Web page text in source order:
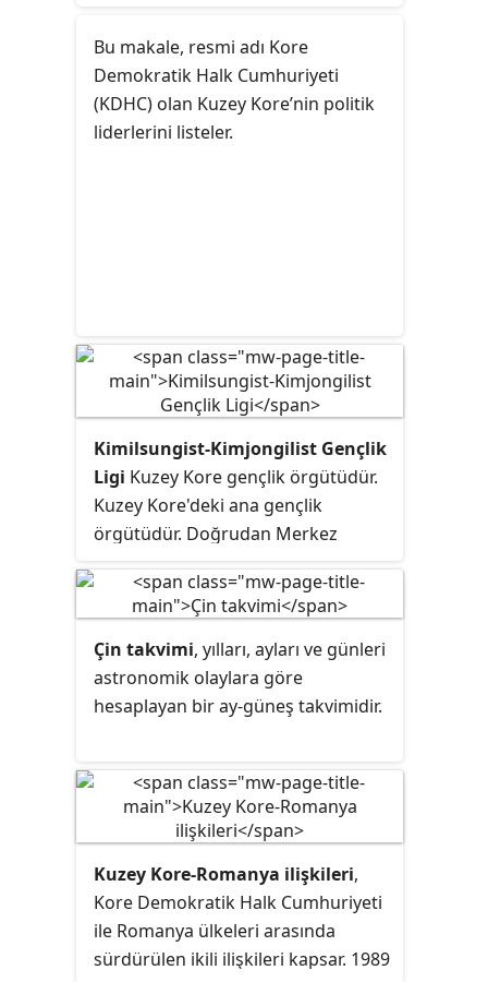
Bu makale, resmi adı Kore
Demokratik Halk Cumhuriyeti
(KDHC) olan Kuzey Kore’nin politik
liderlerini listeler.
Kimilsungist-Kimjongilist Gençlik
Ligi Kuzey Kore gençlik örgütüdür.
Kuzey Kore'deki ana gençlik
örgütüdür. Doğrudan Merkez
Partisi tüzüğünde açıkça belirtilen
tek kitle örgütüdür. 15 yaşın
altındaki gençler, daha büyük Koreli
Çocuk Birliğinin bir parçası olan
Genç Öncü Kolorduna katılabilir.
ev hanımı olmak isteyip Sosyalist
Kadınlar Birliği'ne transfer edilen
evli kadınlar dışında, 15-30 yaşları
arasında parti üyeliği olmayan tüm
Kuzey Korelileri içeriyor.
Çin takvimi, yılları, ayları ve günleri
astronomik olaylara göre
hesaplayan bir ay-güneş takvimidir.
Kuzey Kore-Romanya ilişkileri,
Kore Demokratik Halk Cumhuriyeti
ile Romanya ülkeleri arasında
sürdürülen ikili ilişkileri kapsar. 1989